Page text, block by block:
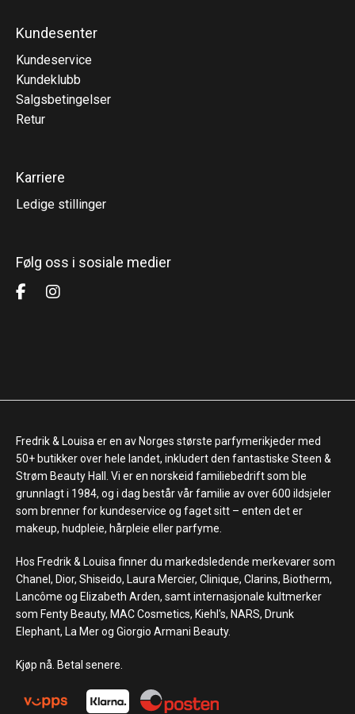
Kundesenter
Kundeservice
Kundeklubb
Salgsbetingelser
Retur
Karriere
Ledige stillinger
Følg oss i sosiale medier
Fredrik & Louisa er en av Norges største parfymerikjeder med
50+ butikker over hele landet, inkludert den fantastiske Steen &
Strøm Beauty Hall. Vi er en norskeid familiebedrift som ble
grunnlagt i 1984, og i dag består vår familie av over 600 ildsjeler
som brenner for kundeservice og faget sitt – enten det er
makeup, hudpleie, hårpleie eller parfyme.
Hos Fredrik & Louisa finner du markedsledende merkevarer som
Chanel, Dior, Shiseido, Laura Mercier, Clinique, Clarins, Biotherm,
Lancôme og Elizabeth Arden, samt internasjonale kultmerker
som Fenty Beauty, MAC Cosmetics, Kiehl's, NARS, Drunk
Elephant, La Mer og Giorgio Armani Beauty.
Kjøp nå. Betal senere.